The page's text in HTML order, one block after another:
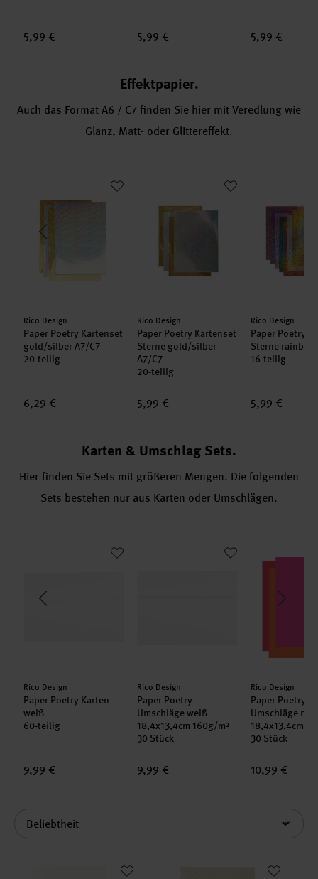
5,99 € 5,99 € 5,99 €
Effektpapier.
Auch das Format A6 / C7 finden Sie hier mit Veredlung wie
Glanz, Matt- oder Glittereffekt.
Spiegelkarton rot A7/C7
Paper Poetry Kartenset gold/silber A7/C7
Hersteller:
Rico Design
Paper Poetry Kartenset
gold/silber A7/C7
20-teilig
6,29 €
Paper Poetry Kartenset Sterne
Hersteller:
Rico Design
Paper Poetry Kartenset
Sterne gold/silber
A7/C7
20-teilig
5,99 €
Hersteller:
Rico Design
Paper Poetry
Sterne
16-teilig
5,99 €
Karten & Umschlag Sets.
Hier finden Sie Sets mit größeren Mengen. Die folgenden
Sets bestehen nur aus Karten oder Umschlägen.
neonmix 18,4x13,4cm 160g/m² 30 Stück
Paper Poetry Karten weiß
Hersteller:
Rico Design
Paper Poetry Karten
weiß
60-teilig
9,99 €
Paper Poetry Umschläge weiß
Hersteller:
Rico Design
Paper Poetry
Umschläge weiß
18,4x13,4cm 160g/m²
30 Stück
9,99 €
Hersteller:
Rico Design
Paper Poetry
Umschläge
18,4x13,4cm
30 Stück
10,99 €
Paper Poetry Kartenset Offwhite B6/B6Paper Poetry Kartenset